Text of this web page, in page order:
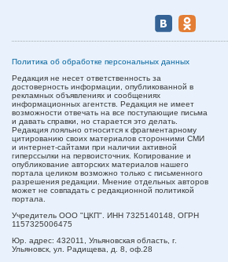
Политика об обработке персональных данных
Редакция не несет ответственность за
достоверность информации, опубликованной в
рекламных объявлениях и сообщениях
информационных агентств. Редакция не имеет
возможности отвечать на все поступающие письма
и давать справки, но старается это делать.
Редакция лояльно относится к фрагментарному
цитированию своих материалов сторонними СМИ
и интернет-сайтами при наличии активной
гиперссылки на первоисточник. Копирование и
опубликование авторских материалов нашего
портала целиком возможно только с письменного
разрешения редакции. Мнение отдельных авторов
может не совпадать с редакционной политикой
портала.
Учредитель ООО "ЦКП". ИНН 7325140148, ОГРН
1157325006475
Юр. адрес: 432011, Ульяновская область, г.
Ульяновск, ул. Радищева, д. 8, оф.28